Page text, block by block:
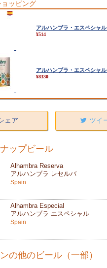
ッピング
ェア ツイ
ップビール
Alhambra Reserva
アルハンブラ レセルバ
Spain
Alhambra Especial
アルハンブラ エスペシャル
Spain
の他のビール（一部）